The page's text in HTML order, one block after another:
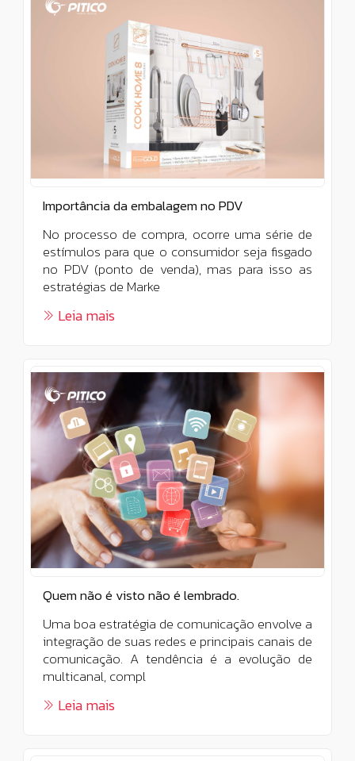
Importância da embalagem no PDV
No processo de compra, ocorre uma série de
estímulos para que o consumidor seja fisgado
no PDV (ponto de venda), mas para isso as
estratégias de Marke
Leia mais
Quem não é visto não é lembrado.
Uma boa estratégia de comunicação envolve a
integração de suas redes e principais canais de
comunicação. A tendência é a evolução de
multicanal, compl
Leia mais